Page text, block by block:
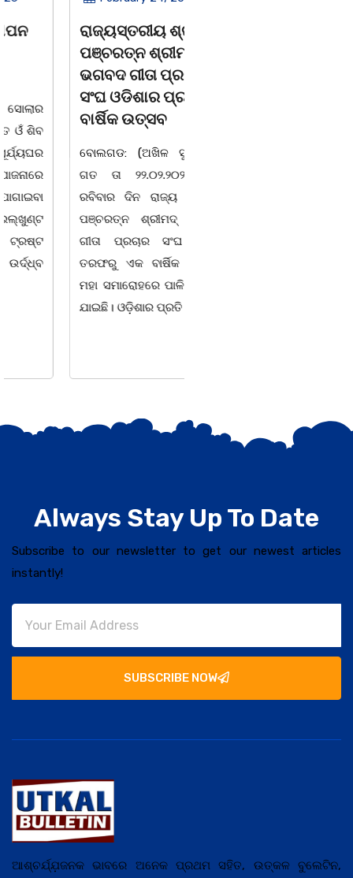
ରାଜ୍ୟସ୍ତରୀୟ ଶ୍ରୀ
ପଞ୍ଚରତ୍ନ ଶ୍ରୀମଦ
ଭଗବଦ ଗୀତା ପ୍ରଚାର
ସଂଘ ଓଡିଶାର ପ୍ରଥମ
ବାର୍ଷିକ ଉତ୍ସବ
ବୋଲଗଡ: (ଅଖିଳ ସୁନ୍ଦରାୟ)
ଗତ ତା ୨୨.୦୨.୨୦୨୬ ରିଖ
ରବିବାର ଦିନ ରାଜ୍ୟ ସ୍ତରୀୟ
ପଞ୍ଚରତ୍ନ ଶ୍ରୀମଦ୍ ଭଗବଦ୍
ଗୀତା ପ୍ରଚାର ସଂଘ ଓଡ଼ିଶା
ତରଫରୁ ଏକ ବାର୍ଷିକ ଉତ୍ସବ
ମହା ସମାରୋହରେ ପାଳିତ ହୋଇ
ଯାଇଛି। ଓଡ଼ିଶାର ପ୍ରତି କୋଣ
Always Stay Up To Date
Subscribe to our newsletter to get our newest articles
instantly!
SUBSCRIBE NOW
ଆଶ୍ଚର୍ଯ୍ଯ଼ଜନକ ଭାବରେ ଅନେକ ପ୍ରଥମ ସହିତ, ଉତ୍କଳ ବୁଲେଟିନ,